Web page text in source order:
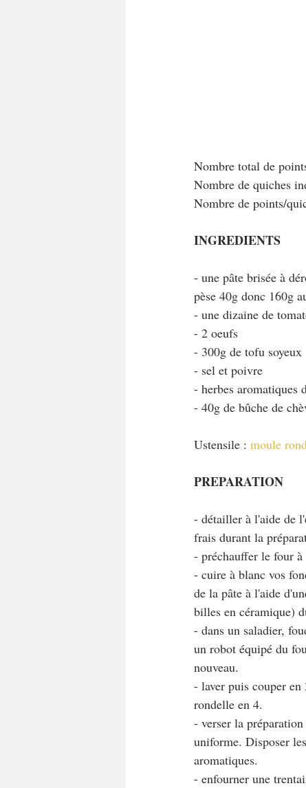
Nombre total de
Nombre de quiches
Nombre de points/
INGREDIENTS
- une pâte brisée à
pèse 40g donc 160g
- une dizaine de
- 2 oeufs
- 300g de tofu soyeux
- sel et poivre
- herbes
- 40g de bûche de
Ustensile : moule
PREPARATION
- détailler à l'aide de
frais durant la
- préchauffer le four à
- cuire à blanc vos
de la pâte à l'aide
billes en céramique)
- dans un saladier,
un robot équipé du
nouveau.
- laver puis couper
rondelle en 4.
- verser la
uniforme. Disposer
aromatiques.
- enfourner une